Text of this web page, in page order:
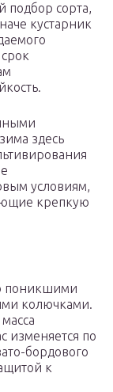
подбор сорта,
кустарник
здесь
условиям,
крепкую
поникшими
колючками.
изменяется по
бордового
к